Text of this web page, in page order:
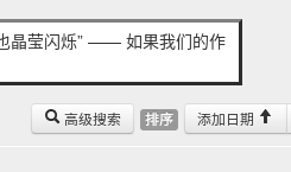
晶莹闪烁” —— 如果我们的作
高级搜索 排序 添加日期